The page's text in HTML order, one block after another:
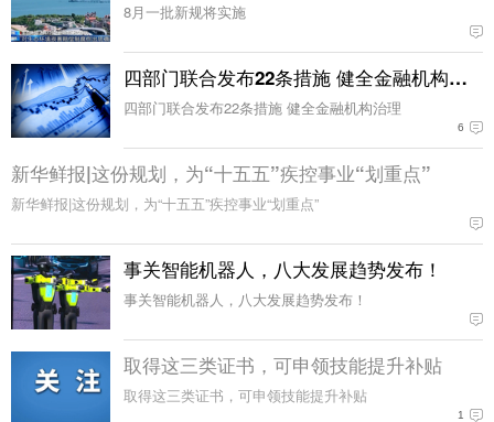
8月一批新规将实施
四部门联合发布22条措施 健全金融机构治理
四部门联合发布22条措施 健全金融机构治理
6
新华鲜报|这份规划，为“十五五”疾控事业“划重点”
新华鲜报|这份规划，为“十五五”疾控事业“划重点”
事关智能机器人，八大发展趋势发布！
事关智能机器人，八大发展趋势发布！
取得这三类证书，可申领技能提升补贴
取得这三类证书，可申领技能提升补贴
1